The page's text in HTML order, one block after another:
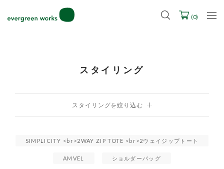
2027年ご入学用ランドセル受注会スケジュール
(0)
スタイリング
SIMPLICITY <br>2WAY ZIP TOTE <br>2ウェイジップトート
AMVEL ショルダーバッグ